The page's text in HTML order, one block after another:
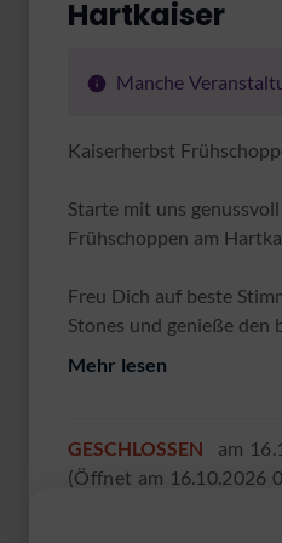
Hartkaiser
Manche
Kaiserherbst
Starte mit uns
Frühschoppen am
Freu Dich auf beste
Stones und genieße den
Mehr lesen
GESCHLOSSEN
am
(Öffnet am 16.10.2026